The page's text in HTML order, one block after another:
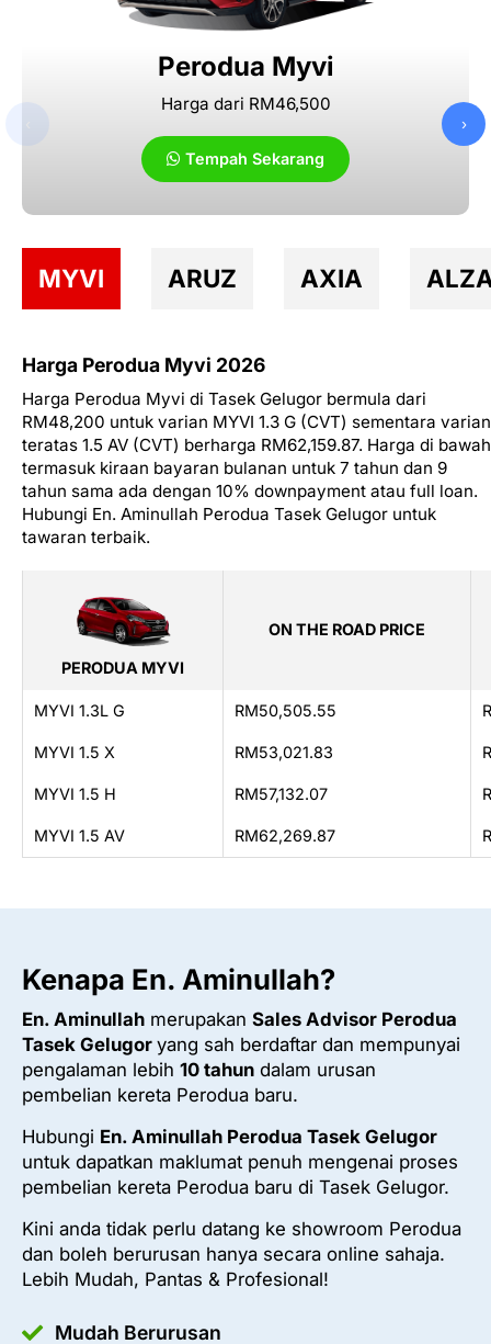
Perodua Myvi
Harga dari RM46,500
Tempah Sekarang
›
MYVI ARUZ AXIA
Harga Perodua Myvi 2026
Harga Perodua Myvi di Tasek Gelugor bermula dari
RM48,200 untuk varian MYVI 1.3 G (CVT) sementara varian
teratas 1.5 AV (CVT) berharga RM62,159.87. Harga di bawah
termasuk kiraan bayaran bulanan untuk 7 tahun dan 9
tahun sama ada dengan 10% downpayment atau full loan.
Hubungi En. Aminullah Perodua Tasek Gelugor untuk
tawaran terbaik.
PERODUA MYVI
ON THE ROAD PRICE
MYVI 1.3L G RM50,505.55
MYVI 1.5 X RM53,021.83
MYVI 1.5 H RM57,132.07
MYVI 1.5 AV RM62,269.87
Kenapa En. Aminullah?
En. Aminullah merupakan Sales Advisor Perodua
Tasek Gelugor yang sah berdaftar dan mempunyai
pengalaman lebih 10 tahun dalam urusan
pembelian kereta Perodua baru.
Hubungi En. Aminullah Perodua Tasek Gelugor
untuk dapatkan maklumat penuh mengenai proses
pembelian kereta Perodua baru di Tasek Gelugor.
Kini anda tidak perlu datang ke showroom Perodua
dan boleh berurusan hanya secara online sahaja.
Lebih Mudah, Pantas & Profesional!
Mudah Berurusan